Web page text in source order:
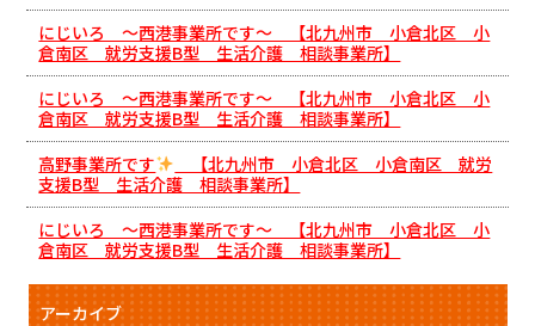
にじいろ ～西港事業所です～ 【北九州市 小倉北区 小
倉南区 就労支援B型 生活介護 相談事業所】
にじいろ ～西港事業所です～ 【北九州市 小倉北区 小
倉南区 就労支援B型 生活介護 相談事業所】
高野事業所です
【北九州市 小倉北区 小倉南区 就労
支援B型 生活介護 相談事業所】
にじいろ ～西港事業所です～ 【北九州市 小倉北区 小
倉南区 就労支援B型 生活介護 相談事業所】
アーカイブ